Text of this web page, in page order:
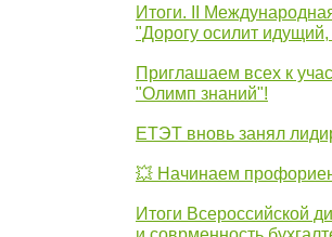
Итоги. II
"Дорогу осилит
Приглашаем всех к
"Олимп знаний"!
ЕТЭТ вновь занял
💥 Начинаем
Итоги Всероссийской